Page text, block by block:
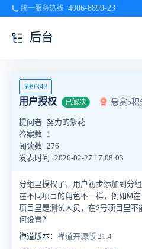
统一服务热线 4006-8899-23
后台
599343
用户授权 已解决 悬赏5积
提问者 努力的繁花
答案数 1
阅读数 276
发表时间
2026-02-27 17:08:03
分组里授权了，用户初步添加到分
在不同项目的角色不一样，例如M
项目里是测试人员，在2号项目里不
何设置？
禅道版本： 禅道开源版 21.4